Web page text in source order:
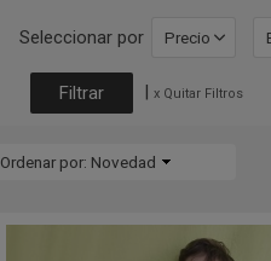
Seleccionar por Precio
| x Quitar Filtros
Ordenar por: Novedad